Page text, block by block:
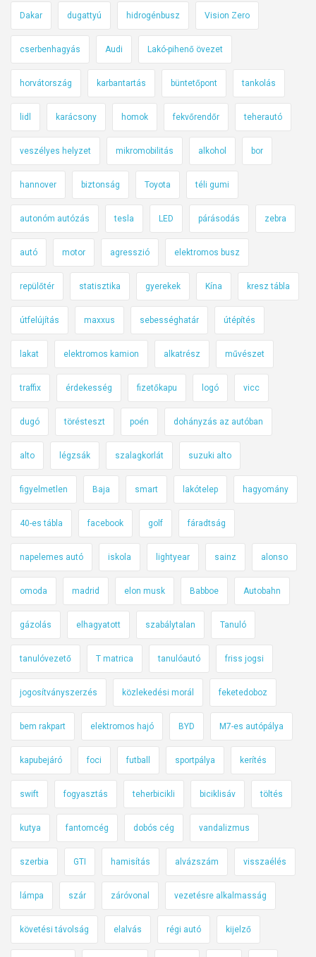
Dakar dugattyú hidrogénbusz Vision Zero
cserbenhagyás Audi Lakó-pihenő övezet
horvátország karbantartás büntetőpont tankolás
lidl karácsony homok fekvőrendőr teherautó
veszélyes helyzet mikromobilitás alkohol bor
hannover biztonság Toyota téli gumi
autonóm autózás tesla LED párásodás zebra
autó motor agresszió elektromos busz
repülőtér statisztika gyerekek Kína kresz tábla
útfelújítás maxxus sebességhatár útépítés
lakat elektromos kamion alkatrész művészet
traffix érdekesség fizetőkapu logó vicc
dugó törésteszt poén dohányzás az autóban
alto légzsák szalagkorlát suzuki alto
figyelmetlen Baja smart lakótelep hagyomány
40-es tábla facebook golf fáradtság
napelemes autó iskola lightyear sainz alonso
omoda madrid elon musk Babboe Autobahn
gázolás elhagyatott szabálytalan Tanuló
tanulóvezető T matrica tanulóautó friss jogsi
jogosítványszerzés közlekedési morál feketedoboz
bem rakpart elektromos hajó BYD M7-es autópálya
kapubejáró foci futball sportpálya kerítés
swift fogyasztás teherbicikli biciklisáv töltés
kutya fantomcég dobós cég vandalizmus
szerbia GTI hamisítás alvázszám visszaélés
lámpa szár záróvonal vezetésre alkalmasság
követési távolság elalvás régi autó kijelző